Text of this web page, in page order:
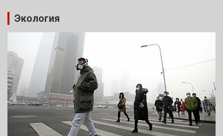
Экология